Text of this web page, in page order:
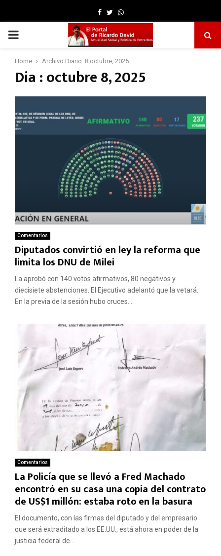
Facebook
TwitterWhatsapp
PRIMARY
MENU
Home Archivo Diario: 8 octubre, 2025
Dia : octubre 8, 2025
Comentarios
Diputados convirtió en ley la reforma que
limita los DNU de Milei
La aprobó con 140 votos afirmativos, 80 negativos y
diecisiete abstenciones. El Ejecutivo adelantó que la vetará.
En la previa de la sesión hubo cruces...
Comentarios
La Policía que se llevó a Fred Machado
encontró en su casa una copia del contrato
de US$1 millón: estaba roto en la basura
El documento, con las firmas del diputado y del empresario
que será extraditado a los EE.UU., está ahora en poder de la
justicia federal de...